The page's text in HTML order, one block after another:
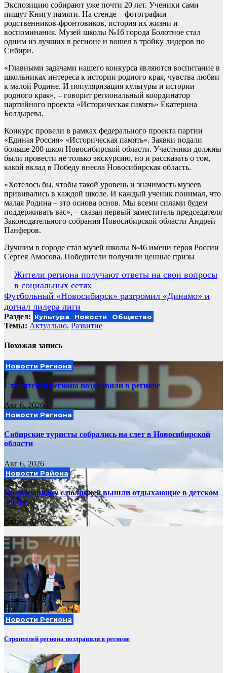
Экспозицию собирают уже почти 20 лет. Ученики сами
пишут Книгу памяти. На стенде – фотографии
родственников-фронтовиков, история их жизни и
воспоминания. Музей школы №16 города Болотное стал
одним из лучших в регионе и вошел в тройку лидеров по
Сибири.
«Главными задачами нашего конкурса являются воспитание в
школьниках интереса к истории родного края, чувства любви
к малой Родине. И популяризация культуры и истории
родного края», – говорит региональный координатор
партийного проекта «Историческая память» Екатерина
Болдырева.
Конкурс провели в рамках федерального проекта партии
«Единая Россия» «Историческая память». Заявки подали
больше 200 школ Новосибирской области. Участники должны
были провести не только экскурсию, но и рассказать о том,
какой вклад в Победу внесла Новосибирская область.
«Хотелось бы, чтобы такой уровень и значимость музеев
прививались в каждой школе. И каждый ученик понимал, что
малая Родина – это основа основ. Мы всеми силами будем
поддерживать вас», – сказал первый заместитель председателя
Законодательного собрания Новосибирской области Андрей
Панферов.
Лучшим в городе стал музей школы №46 имени героя России
Сергея Амосова. Победители получили ценные призы
Навигация
по
записям
Жители региона получают ответы на свои вопросы
в социальных сетях
Футбольный «Новосибирск» разгромил «Динамо» и
догнал лидера лиги
Раздел: Культура Новости Общество
Темы: Актуально, Развитие
Похожая запись
Новости Региона
Строителей региона поздравили в регионе
Авг 6, 2026
Новости Региона
Сибирские туристы собрались на слет в Новосибирской
области
Авг 6, 2026
Новости Района
На физзарядку с полицией вышли отдыхающие в детском
лагере
Авг 6, 2026
Новости Региона
Строителей региона поздравили в регионе